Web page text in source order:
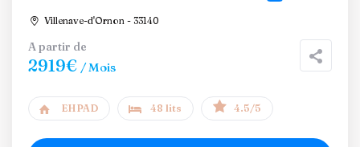
Villenave-d'Ornon - 33140
A partir de
2919€ / Mois
EHPAD 48 lits 4.5/5